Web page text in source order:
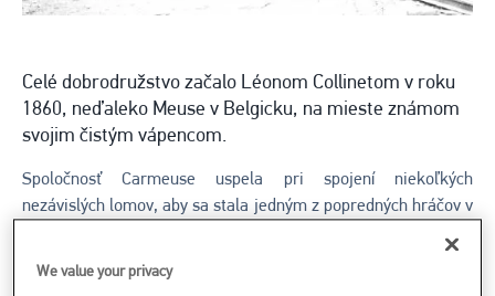
Celé dobrodružstvo začalo Léonom Collinetom v roku
1860, neďaleko Meuse v Belgicku, na mieste známom
svojim čistým vápencom.
Spoločnosť Carmeuse uspela pri spojení niekoľkých
nezávislých lomov, aby sa stala jedným z popredných hráčov v
Belgicku a dokázala prežiť všetky vojny a krízy 20. storočia.
We value your privacy